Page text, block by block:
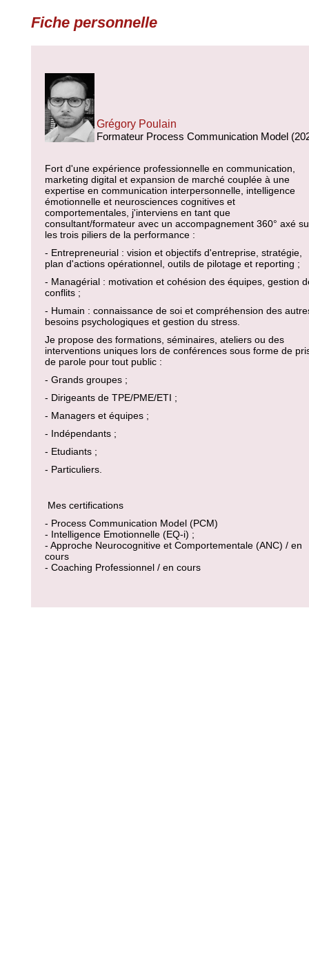
Fiche personnelle
Grégory Poulain
Formateur Process Communication Model
Fort d'une expérience professionnelle en communication,
marketing digital et expansion de marché couplée à une
expertise en communication interpersonnelle, intelligence
émotionnelle et neurosciences cognitives et
comportementales, j'interviens en tant que
consultant/formateur avec un accompagnement 360° axé
les trois piliers de la performance :
- Entrepreneurial : vision et objectifs d'entreprise, stratégie,
plan d'actions opérationnel, outils de pilotage et reporting ;
- Managérial : motivation et cohésion des équipes, gestion
conflits ;
- Humain : connaissance de soi et compréhension des
besoins psychologiques et gestion du stress.
Je propose des formations, séminaires, ateliers ou des
interventions uniques lors de conférences sous forme de
de parole pour tout public :
- Grands groupes ;
- Dirigeants de TPE/PME/ETI ;
- Managers et équipes ;
- Indépendants ;
- Etudiants ;
- Particuliers.
Mes certifications
- Process Communication Model (PCM)
- Intelligence Emotionnelle (EQ-i) ;
- Approche Neurocognitive et Comportementale (ANC) / en
cours
- Coaching Professionnel / en cours